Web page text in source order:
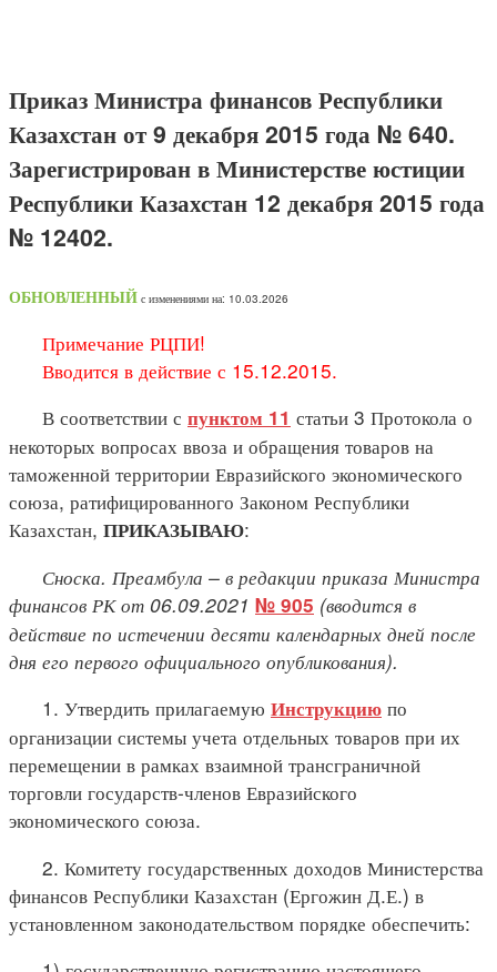
Приказ Министра финансов Республики
Казахстан от 9 декабря 2015 года № 640.
Зарегистрирован в Министерстве юстиции
Республики Казахстан 12 декабря 2015 года
№ 12402.
ОБНОВЛЕННЫЙ с изменениями на: 10.03.2026
Примечание РЦПИ!
Вводится в действие с 15.12.2015.
В соответствии с пунктом 11 статьи 3 Протокола о
некоторых вопросах ввоза и обращения товаров на
таможенной территории Евразийского экономического
союза, ратифицированного Законом Республики
Казахстан, ПРИКАЗЫВАЮ:
Сноска. Преамбула – в редакции приказа Министра
финансов РК от 06.09.2021 № 905 (вводится в
действие по истечении десяти календарных дней после
дня его первого официального опубликования).
1. Утвердить прилагаемую Инструкцию по
организации системы учета отдельных товаров при их
перемещении в рамках взаимной трансграничной
торговли государств-членов Евразийского
экономического союза.
2. Комитету государственных доходов Министерства
финансов Республики Казахстан (Ергожин Д.Е.) в
установленном законодательством порядке обеспечить: